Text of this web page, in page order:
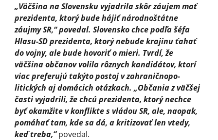
„Väčšina na Slovensku vyjadrila skôr záujem mať
prezidenta, ktorý bude hájiť národnoštátne
záujmy SR,“ povedal. Slovensko chce podľa šéfa
Hlasu-SD prezidenta, ktorý nebude krajinu ťahať
do vojny, ale bude hovoriť o mieri. Tvrdí, že
väčšina občanov volila rôznych kandidátov, ktorí
viac preferujú takýto postoj v zahraničnopo­
litických aj domácich otázkach. „Občania z väčšej
časti vyjadrili, že chcú prezidenta, ktorý nechce
byť okamžite v konflikte s vládou SR, ale, naopak,
pomáhať tam, kde sa dá, a kritizovať len vtedy,
keď treba,“povedal.